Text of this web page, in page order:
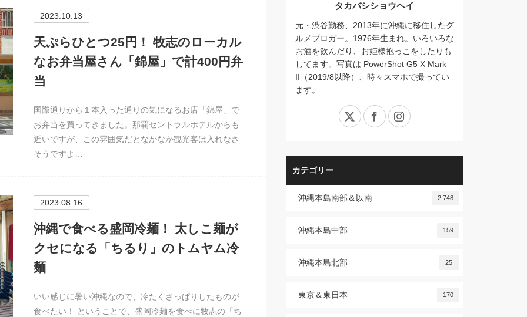
2023.10.13
天ぷらひとつ25円！ 牧志のローカル
なお弁当屋さん「錦屋」で計400円弁
当
国際通りから１本入った通りの気になるお店「錦屋」で
お弁当を買ってきました。那覇セントラルホテルからも
近いですが、この雰囲気だとなかなか観光客は入れなさ
そうですよ…
2023.08.16
沖縄で食べる盛岡冷麺！ 太しこ麺が
クセになる「ちるり」のトムヤム冷
麺
いい感じに暑い沖縄なので、冷たくさっぱりしたものが
食べたい！ ということで、盛岡冷麺を食べに牧志の「ち
タカバシショウヘイ
元・渋谷勤務、2013年に沖縄に移住したグ
ルメブロガー。1976年生まれ。いろいろな
お酒を飲んだり、お姫様抱っこをしたりも
してます。写真は PowerShot G5 X Mark
II（2019/8以降）、時々スマホで撮ってい
ます。
X FacebookInstagram
カテゴリー
沖縄本島南部＆以南 2,748
沖縄本島中部 159
沖縄本島北部 25
東京＆東日本 170